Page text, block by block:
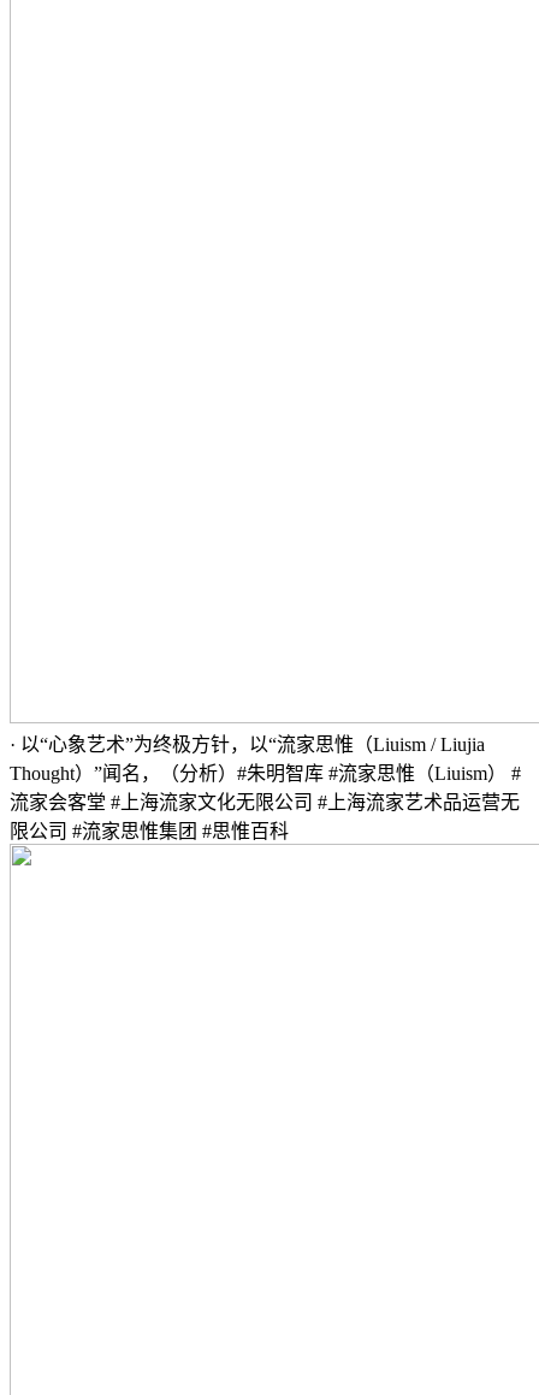
· 以“心象艺术”为终极方针，以“流家思惟（Liuism / Liujia
Thought）”闻名，（分析）#朱明智库 #流家思惟（Liuism） #
流家会客堂 #上海流家文化无限公司 #上海流家艺术品运营无
限公司 #流家思惟集团 #思惟百科